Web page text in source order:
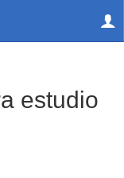
estudio